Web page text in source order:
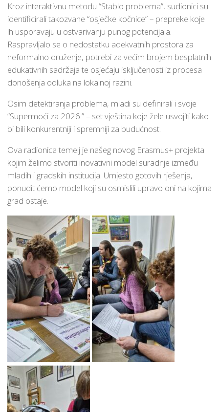
Kroz interaktivnu metodu “Stablo problema”, sudionici su
identificirali takozvane “osječke kočnice”– prepreke koje
ih usporavaju u ostvarivanju punog potencijala.
Raspravljalo se o nedostatku adekvatnih prostora za
neformalno druženje, potrebi za većim brojem besplatnih
edukativnih sadržaja te osjećaju isključenosti iz procesa
donošenja odluka na lokalnoj razini.
Osim detektiranja problema, mladi su definirali i svoje
“Supermoći za 2026.”– set vještina koje žele usvojiti kako
bi bili konkurentniji i spremniji za budućnost.
Ova radionica temelj je našeg novog Erasmus+ projekta
kojim želimo stvoriti inovativni model suradnje između
mladih i gradskih institucija. Umjesto gotovih rješenja,
ponudit ćemo model koji su osmislili upravo oni na kojima
grad ostaje.